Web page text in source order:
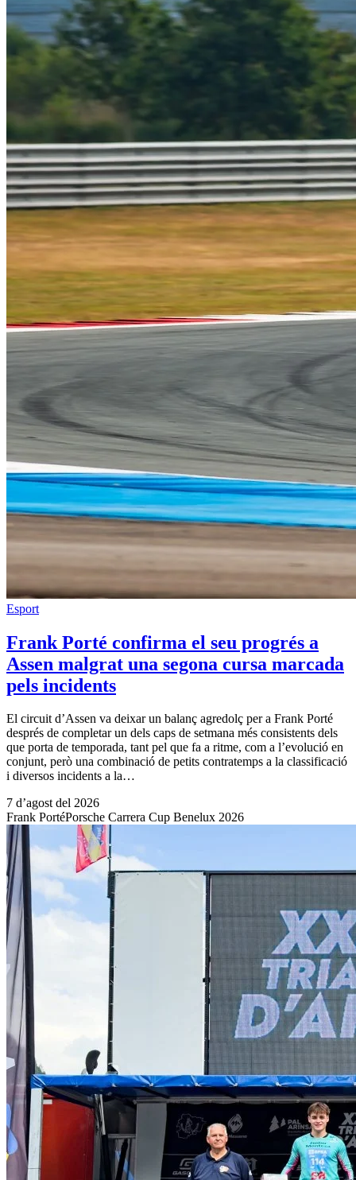
Esport
Frank Porté confirma el seu progrés a
Assen malgrat una segona cursa marcada
pels incidents
El circuit d’Assen va deixar un balanç agredolç per a Frank Porté
després de completar un dels caps de setmana més consistents dels
que porta de temporada, tant pel que fa a ritme, com a l’evolució en
conjunt, però una combinació de petits contratemps a la classificació
i diversos incidents a la…
7 d’agost del 2026
Frank PortéPorsche Carrera Cup Benelux 2026